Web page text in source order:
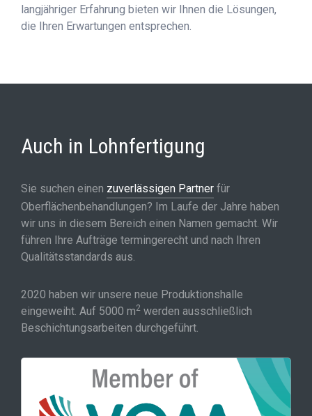
langjähriger Erfahrung bieten wir Ihnen die Lösungen,
die Ihren Erwartungen entsprechen.
Auch in Lohnfertigung
Sie suchen einen zuverlässigen Partner für
Oberflächenbehandlungen? Im Laufe der Jahre haben
wir uns in diesem Bereich einen Namen gemacht. Wir
führen Ihre Aufträge termingerecht und nach Ihren
Qualitätsstandards aus.
2020 haben wir unsere neue Produktionshalle
eingeweiht. Auf 5000 m2 werden ausschließlich
Beschichtungsarbeiten durchgeführt.